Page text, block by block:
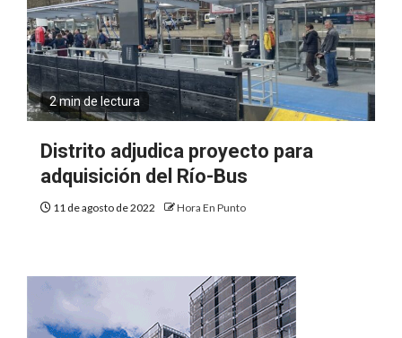
2 min de lectura
Distrito adjudica proyecto para
adquisición del Río-Bus
11 de agosto de 2022 Hora En Punto